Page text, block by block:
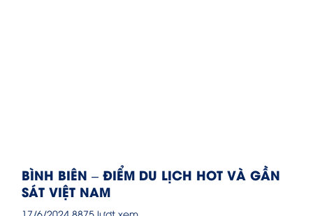
BÌNH BIÊN – ĐIỂM DU LỊCH HOT VÀ GẦN
SÁT VIỆT NAM